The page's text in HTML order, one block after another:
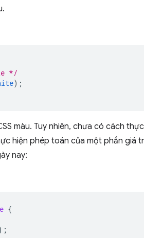
*/
);
màu. Tuy nhiên, chưa có cách
hiện phép toán của một phần giá
nay:
{